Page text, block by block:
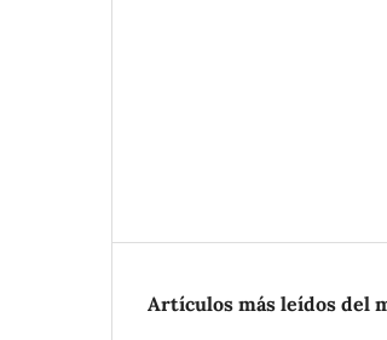
Artículos más leídos del